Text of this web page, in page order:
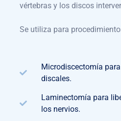
vértebras y los discos
Se utiliza para
Microdiscectomía
discales.
Laminectomía para
los nervios.